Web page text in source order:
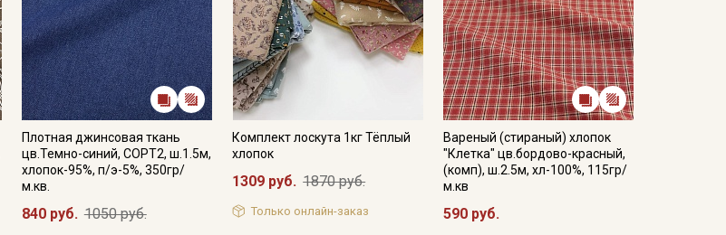
Плотная джинсовая ткань
цв.Темно-синий, СОРТ2, ш.1.5м,
хлопок-95%, п/э-5%, 350гр/
м.кв.
840 руб. 1050 руб.
Комплект лоскута 1кг Тёплый
хлопок
1309 руб. 1870 руб.
Только онлайн-заказ
Вареный (стираный) хлопок
"Клетка" цв.бордово-красный,
(комп), ш.2.5м, хл-100%, 115гр/
м.кв
590 руб.